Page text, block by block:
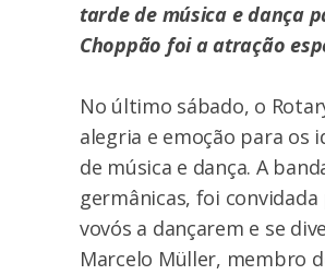
tarde de música e dança
Choppão foi a atração
No último sábado, o
alegria e emoção para os
de música e dança. A
germânicas, foi
vovós a dançarem e se
Marcelo Müller, membro